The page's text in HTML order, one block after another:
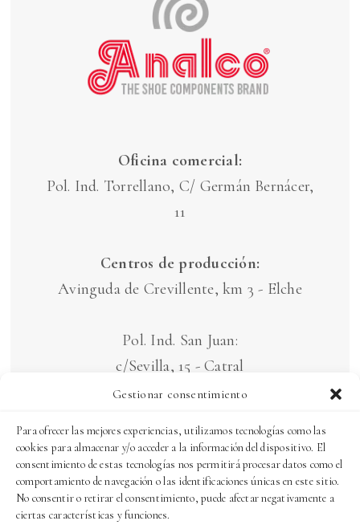
Gestionar consentimiento
Para ofrecer las mejores experiencias, utilizamos tecnologías como las
cookies para almacenar y/o acceder a la información del dispositivo. El
consentimiento de estas tecnologías nos permitirá procesar datos como el
comportamiento de navegación o las identificaciones únicas en este sitio.
No consentir o retirar el consentimiento, puede afectar negativamente a
ciertas características y funciones.
Oficina comercial:
Pol. Ind. Torrellano, C/ Germán Bernácer,
11
Centros de producción:
Avinguda de Crevillente, km 3 - Elche
Pol. Ind. San Juan:
c/Sevilla, 15 - Catral
c/ Barcelona, 7 - Catral
AVISO LEGAL Y POLÍTICA DE
PRIVACIDAD
POLÍTICA DE COOKIES
SITEMAP